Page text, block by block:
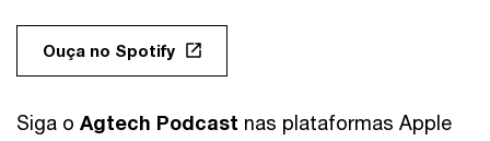
Ouça no Spotify
Siga o Agtech Podcast nas plataformas Apple